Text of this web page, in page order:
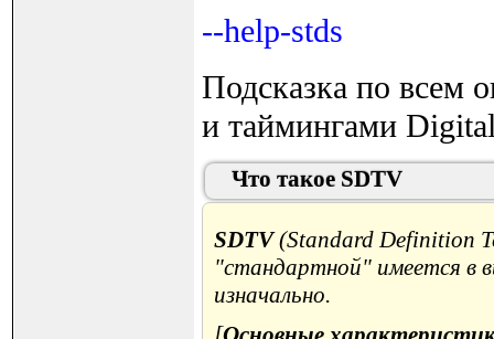
--help-stds
Подсказка по всем
и таймингами
Что такое SDTV
SDTV(Standard Definition
"стандартной" имеется в
изначально.